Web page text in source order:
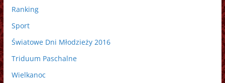
Ranking
Sport
Światowe Dni Młodzieży 2016
Triduum Paschalne
Wielkanoc